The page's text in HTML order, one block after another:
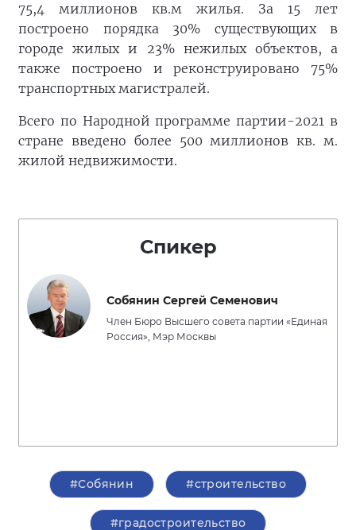
75,4 миллионов кв.м жилья. За 15 лет
построено порядка 30% существующих в
городе жилых и 23% нежилых объектов, а
также построено и реконструировано 75%
транспортных магистралей.
Всего по Народной программе партии-2021 в
стране введено более 500 миллионов кв. м.
жилой недвижимости.
Спикер
Собянин Сергей Семенович
Член Бюро Высшего совета партии «Единая
Россия», Мэр Москвы
#Собянин #строительство
#градостроительство